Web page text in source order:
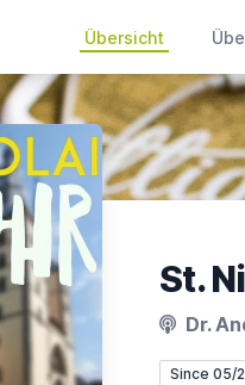
Übersicht
St.
Dr.
Since 05/